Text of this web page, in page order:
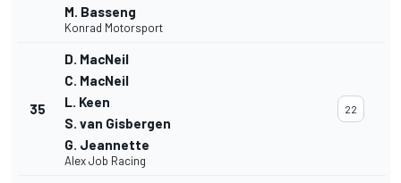
M. Basseng
Konrad Motorsport
35
D. MacNeil
C. MacNeil
L. Keen
S. van Gisbergen
G. Jeannette
Alex Job Racing
22